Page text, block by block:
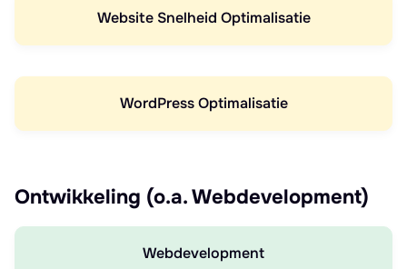
Website Snelheid Optimalisatie
WordPress Optimalisatie
Ontwikkeling (o.a. Webdevelopment)
Webdevelopment